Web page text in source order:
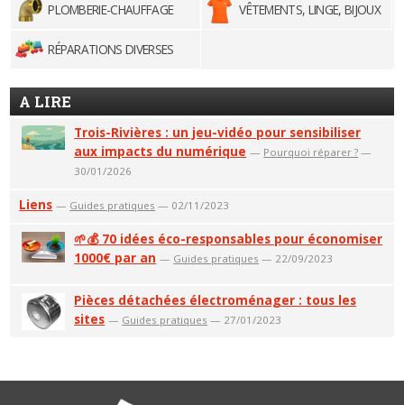
PLOMBERIE-CHAUFFAGE VÊTEMENTS, LINGE, BIJOUX
RÉPARATIONS DIVERSES
A LIRE
Trois-Rivières : un jeu-vidéo pour sensibiliser
aux impacts du numérique — Pourquoi réparer ? —
30/01/2026
Liens — Guides pratiques — 02/11/2023
🌱💰 70 idées éco-responsables pour économiser
1000€ par an — Guides pratiques — 22/09/2023
Pièces détachées électroménager : tous les
sites — Guides pratiques — 27/01/2023